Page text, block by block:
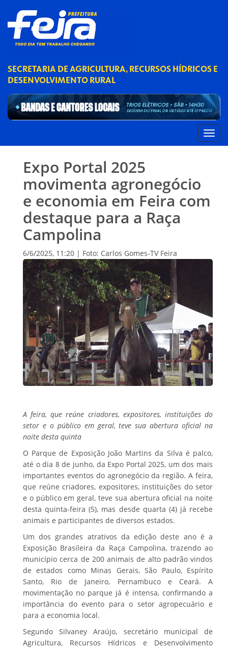
SECRETARIA DE AGRICULTURA, RECURSOS HÍDRICOS E
DESENVOLVIMENTO RURAL
Expo Portal 2025
movimenta agronegócio
e economia em Feira com
destaque para a Raça
Campolina
6/6/2025, 11:20 | Foto: Carlos Gomes-TV Feira
A feira, que reúne criadores, expositores, instituições do
setor e o público em geral, teve sua abertura oficial na
noite desta quinta
O Parque de Exposição João Martins da Silva é palco,
até o dia 8 de junho, da Expo Portal 2025, um dos mais
importantes eventos do agronegócio da região. A feira,
que reúne criadores, expositores, instituições do setor
e o público em geral, teve sua abertura oficial na noite
desta quinta-feira (5), mas desde quarta (4) já recebe
animais e participantes de diversos estados.
Um dos grandes atrativos da edição deste ano é a
Exposição Brasileira da Raça Campolina, trazendo ao
município cerca de 200 animais de alto padrão vindos
de estados como Minas Gerais, São Paulo, Espírito
Santo, Rio de Janeiro, Pernambuco e Ceará. A
movimentação no parque já é intensa, confirmando a
importância do evento para o setor agropecuário e
para a economia local.
Segundo Silvaney Araújo, secretário municipal de
Agricultura, Recursos Hídricos e Desenvolvimento